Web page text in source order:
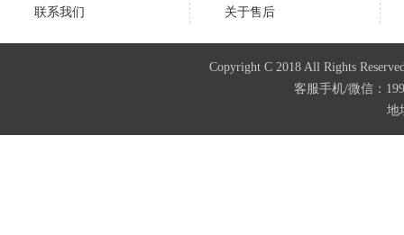
联系我们
关于售后
Copyright C 2018 All Rights
客服手机/微信：
地